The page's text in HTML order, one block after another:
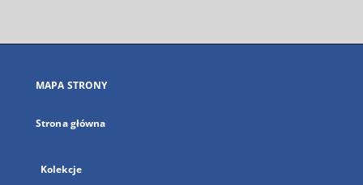
się
karcie
MAPA STRONY
Strona główna
Kolekcje